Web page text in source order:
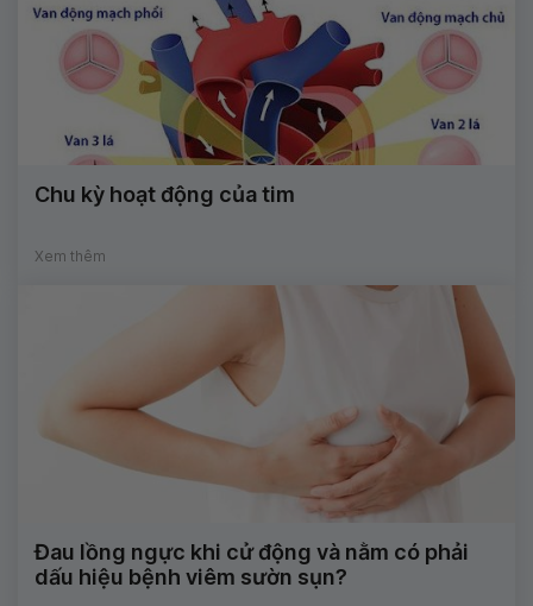
Chu kỳ hoạt động của tim
Xem thêm
Đau lồng ngực khi cử động và nằm có phải
dấu hiệu bệnh viêm sườn sụn?